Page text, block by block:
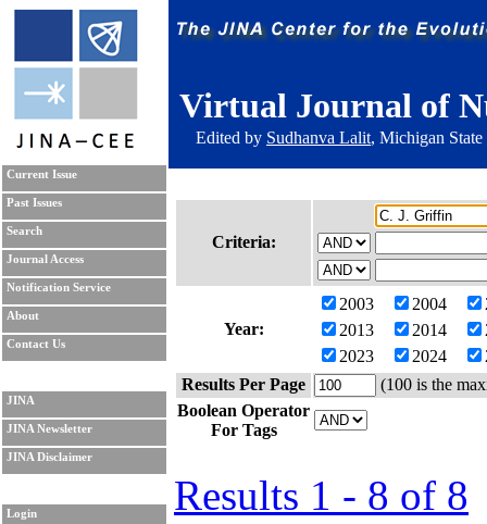
Virtual Journal of
Edited by Sudhanva Lalit, Michigan
Current Issue
Past Issues
Search
Journal Access
Notification Service
About
Contact Us
JINA
JINA Newsletter
JINA Disclaimer
Login
Criteria:
Year:
2003 2004
2013
2014
2023
2024
Results Per Page
(100 is the
Boolean Operator
For Tags
Results 1 - 8 of 8